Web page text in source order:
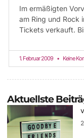
Im ermäßigten
am Ring und Rock
Tickets verkauft.
1. Februar 2009 Keine
Aktuellste